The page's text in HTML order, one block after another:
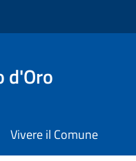
d'Oro
Vivere il Comune